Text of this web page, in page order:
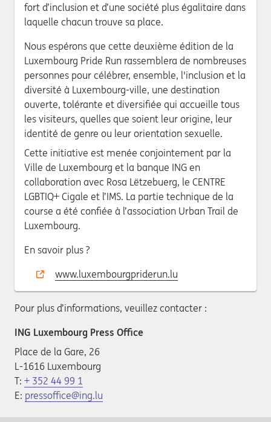
fort d’inclusion et d’une société plus égalitaire dans
laquelle chacun trouve sa place.
Nous espérons que cette deuxième édition de la
Luxembourg Pride Run rassemblera de nombreuses
personnes pour célébrer, ensemble, l'inclusion et la
diversité à Luxembourg-ville, une destination
ouverte, tolérante et diversifiée qui accueille tous
les visiteurs, quelles que soient leur origine, leur
identité de genre ou leur orientation sexuelle.
Cette initiative est menée conjointement par la
Ville de Luxembourg et la banque ING en
collaboration avec Rosa Lëtzebuerg, le CENTRE
LGBTIQ+ Cigale et l’IMS. La partie technique de la
course a été confiée à l’association Urban Trail de
Luxembourg.
En savoir plus ?
www.luxembourgpriderun.lu
Pour plus d’informations, veuillez contacter :
ING Luxembourg Press Office
Place de la Gare, 26
L-1616 Luxembourg
T: + 352 44 99 1
E: pressoffice@ing.lu